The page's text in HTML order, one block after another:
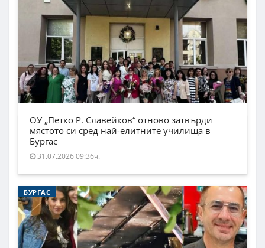
ОУ „Петко Р. Славейков“ отново затвърди
мястото си сред най-елитните училища в
Бургас
31.07.2026 09:36ч.
БУРГАС